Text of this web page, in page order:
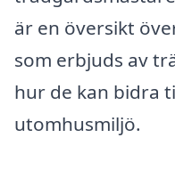
är en översikt
som erbjuds av
hur de kan bidra
utomhusmiljö.